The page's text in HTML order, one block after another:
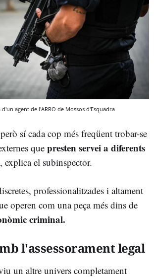
agent de l'ARRO de Mossos d'Esquadra
sí cada cop més freqüent trobar-se
quepresten servei a diferents
explica el subinspector.
professionalitzades i altament
operen com una peça més dins de
criminal.
l'assessorament legal
un altre univers completament